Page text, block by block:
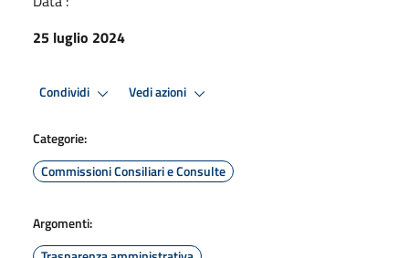
25 luglio 2024
Condividi Vedi azioni
Categorie:
Commissioni Consiliari e Consulte
Argomenti: